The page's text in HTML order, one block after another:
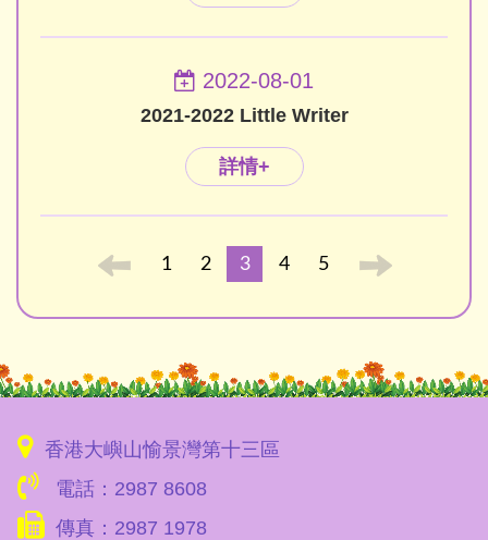
2022-08-01
2021-2022 Little Writer
詳情+
1 2 3 4 5
香港大嶼山愉景灣第十三區
電話：2987 8608
傳真：2987 1978